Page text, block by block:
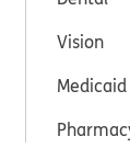
Vision
Medicaid